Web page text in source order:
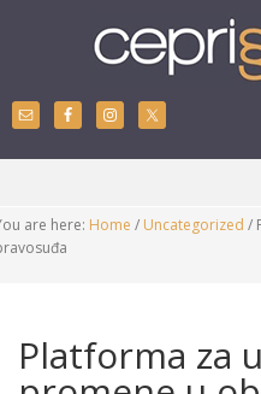
are here: Home / Uncategorized /
Platforma za